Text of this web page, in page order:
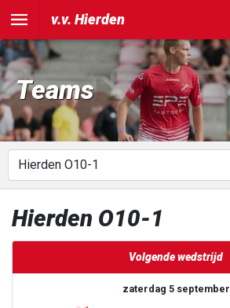
v.v. Hierden
Teams
Hierden O10-1
Volgende wedstrijd
zaterdag 5 september